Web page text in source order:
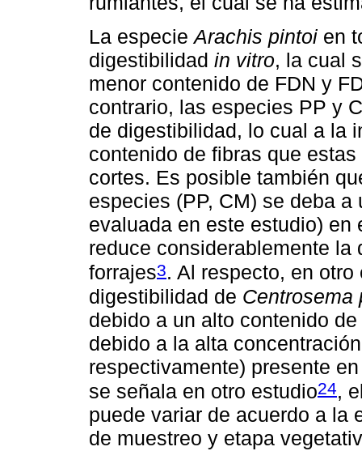
La especieArachis pintoi en
digestibilidad in vitro, la cual
menor contenido de FDN y
contrario, las especies PP y
de digestibilidad, lo cual a la
contenido de fibras que
cortes. Es posible también
especies (PP, CM) se deba
evaluada en este estudio)
reduce considerablemente
forrajes3. Al respecto, en otro
digestibilidad de Centrosema
debido a un alto contenido
debido a la alta
respectivamente) presente
se señala en otro estudio24,
puede variar de acuerdo a la
de muestreo y etapa